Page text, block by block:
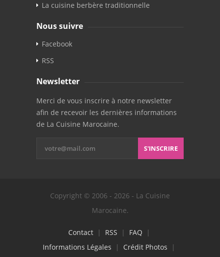
La cuisine berbère traditionnelle
Nous suivre
Facebook
RSS
Newsletter
Merci de vous inscrire à notre newsletter
afin de recevoir les dernières informations
de La Cuisine Marocaine.
S'INSCRIRE
Copyright © 2006 - 2026 - La Cuisine
Marocaine.
Contact| RSS | FAQ |
Informations Légales | Crédit Photos |